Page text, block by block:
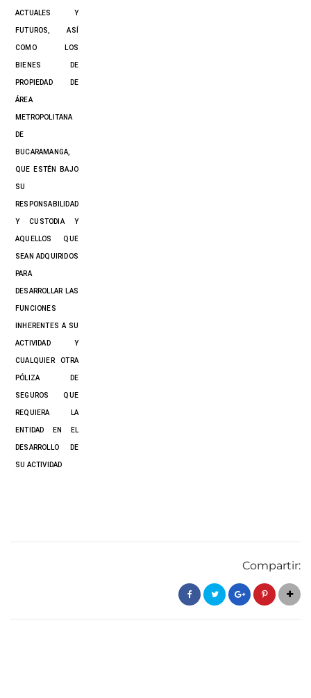
ACTUALES Y
FUTUROS, ASÍ
COMO LOS
BIENES DE
PROPIEDAD DE
ÁREA
METROPOLITANA
DE
BUCARAMANGA,
QUE ESTÉN BAJO
SU
RESPONSABILIDAD
Y CUSTODIA Y
AQUELLOS QUE
SEAN ADQUIRIDOS
PARA
DESARROLLAR LAS
FUNCIONES
INHERENTES A SU
ACTIVIDAD Y
CUALQUIER OTRA
PÓLIZA DE
SEGUROS QUE
REQUIERA LA
ENTIDAD EN EL
DESARROLLO DE
SU ACTIVIDAD
Compartir: